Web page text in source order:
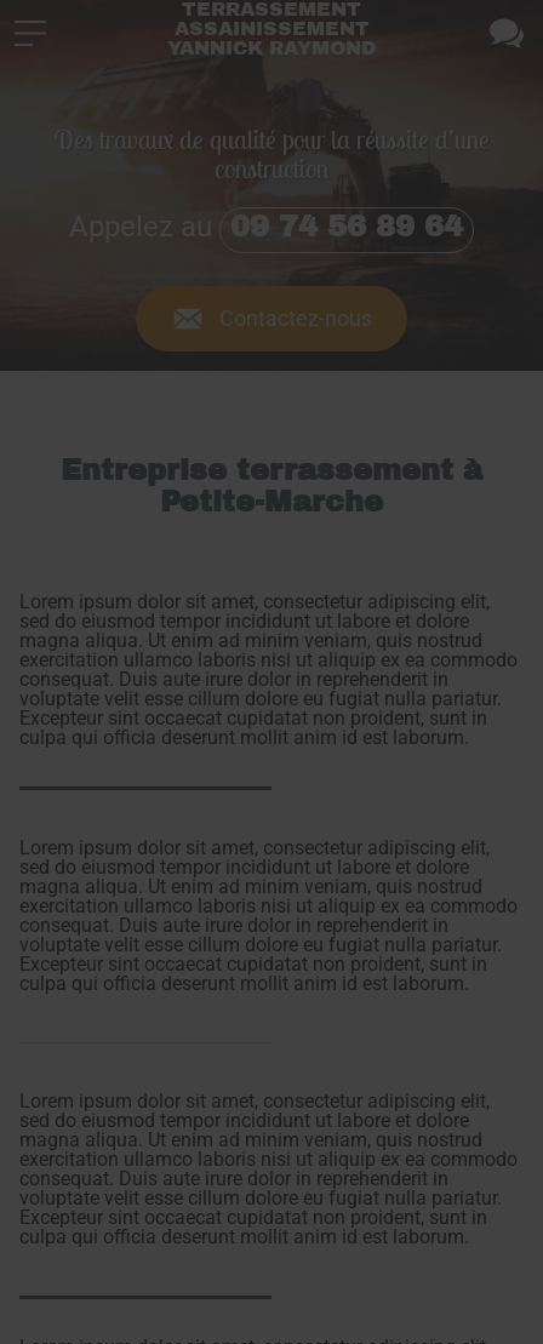
Des travaux de qualité pour la réussite d’une
construction
Appelez au
09 74 56 89 64
Contactez-nous
Entreprise terrassement à
Petite-Marche
Lorem ipsum dolor sit amet, consectetur adipiscing elit,
sed do eiusmod tempor incididunt ut labore et dolore
magna aliqua. Ut enim ad minim veniam, quis nostrud
exercitation ullamco laboris nisi ut aliquip ex ea commodo
consequat. Duis aute irure dolor in reprehenderit in
voluptate velit esse cillum dolore eu fugiat nulla pariatur.
Excepteur sint occaecat cupidatat non proident, sunt in
culpa qui officia deserunt mollit anim id est laborum.
Lorem ipsum dolor sit amet, consectetur adipiscing elit,
sed do eiusmod tempor incididunt ut labore et dolore
magna aliqua. Ut enim ad minim veniam, quis nostrud
exercitation ullamco laboris nisi ut aliquip ex ea commodo
consequat. Duis aute irure dolor in reprehenderit in
voluptate velit esse cillum dolore eu fugiat nulla pariatur.
Excepteur sint occaecat cupidatat non proident, sunt in
culpa qui officia deserunt mollit anim id est laborum.
Lorem ipsum dolor sit amet, consectetur adipiscing elit,
sed do eiusmod tempor incididunt ut labore et dolore
magna aliqua. Ut enim ad minim veniam, quis nostrud
exercitation ullamco laboris nisi ut aliquip ex ea commodo
consequat. Duis aute irure dolor in reprehenderit in
voluptate velit esse cillum dolore eu fugiat nulla pariatur.
Excepteur sint occaecat cupidatat non proident, sunt in
culpa qui officia deserunt mollit anim id est laborum.
TERRASSEMENT
ASSAINISSEMENT
YANNICK RAYMOND